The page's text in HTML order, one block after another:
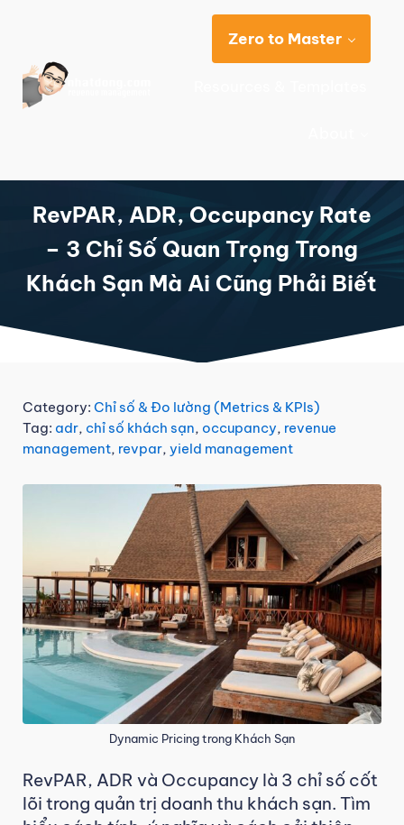
Zero to Master
RevPAR, ADR, Occupancy Rate
– 3 Chỉ Số Quan Trọng Trong
Khách Sạn Mà Ai Cũng Phải Biết
Category: Chỉ số & Đo lường (Metrics & KPIs)
Tag: adr, chỉ số khách sạn, occupancy, revenue
management, revpar, yield management
Dynamic Pricing trong Khách Sạn
RevPAR, ADR và Occupancy là 3 chỉ số cốt
lõi trong quản trị doanh thu khách sạn. Tìm